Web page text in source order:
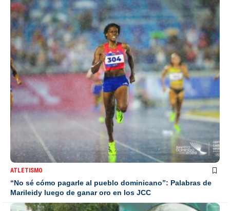
ATLETISMO
“No sé cómo pagarle al pueblo dominicano”: Palabras de
Marileidy luego de ganar oro en los JCC